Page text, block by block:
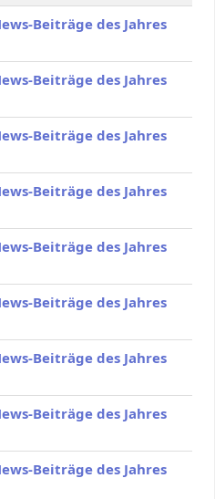
Beiträge des Jahres
Beiträge des Jahres
Beiträge des Jahres
Beiträge des Jahres
Beiträge des Jahres
Beiträge des Jahres
Beiträge des Jahres
Beiträge des Jahres
Beiträge des Jahres